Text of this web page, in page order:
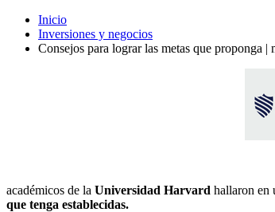
Inicio
Inversiones y negocios
Consejos para lograr las metas que proponga |
académicos de la Universidad Harvard hallaron en
que tenga establecidas.